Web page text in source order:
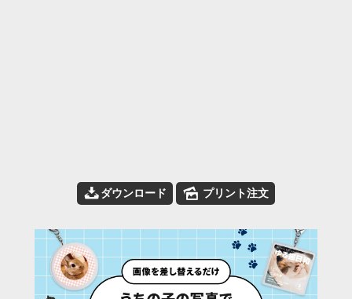
📥ダウンロード 🌄 プリント注文